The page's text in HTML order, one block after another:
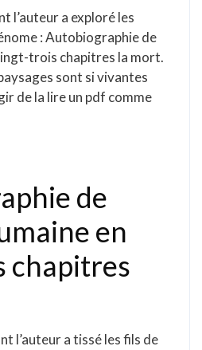
l’auteur a exploré les
: Autobiographie de
trois chapitres la mort.
sont si vivantes
de la lire un pdf comme
de
en
chapitres
l’auteur a tissé les fils de